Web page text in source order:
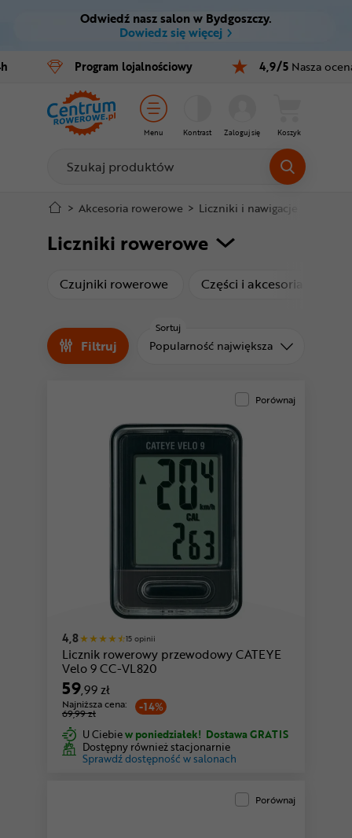
Ctrl M
Menu główne
Filtry
Produkty
Stopka
Mapa strony
Odwiedź nasz salon w Bydgoszczy.
Dowiedz się więcej
Program lojalnościowy 4,9/5 Nasza
Menu Kontrast Zaloguj się Koszyk
Rowery
E-bike
Części
Akcesoria
Odzież
Kaski
Buty
Odżywki
Superoferta
> Akcesoria rowerowe > Liczniki i nawigacje GPS
Liczniki rowerowe
Czujniki rowerowe produktyCzęści i akcesoria
Filtruj
Sortuj
Sortuj od
Popularność największa
Porównaj
4,8 15 opinii
Licznik rowerowy przewodowy CATEYE
Velo 9 CC-VL820
59,99 zł
-14%
Najniższa cena:
69,99 zł
U Ciebiew poniedziałek! Dostawa GRATIS
Dostępny również stacjonarnie
Sprawdź dostępność w salonach
Porównaj